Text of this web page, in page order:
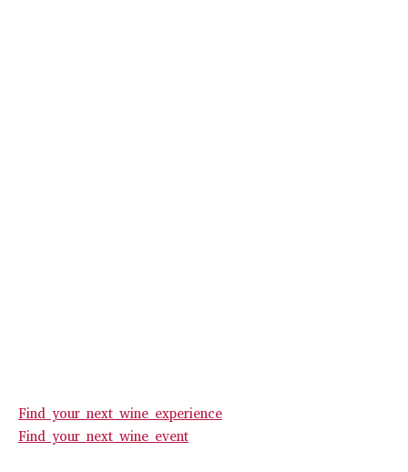
Find your next wine experience
Find your next wine event